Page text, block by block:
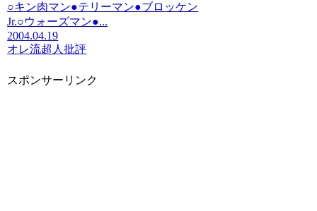
○キン肉マン●テリーマン●ブロッケン
Jr.○ウォーズマン●...
2004.04.19
オレ流超人批評
スポンサーリンク